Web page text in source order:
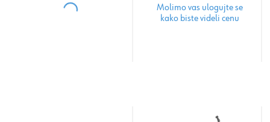
Molimo vas ulogujte se
kako biste videli cenu